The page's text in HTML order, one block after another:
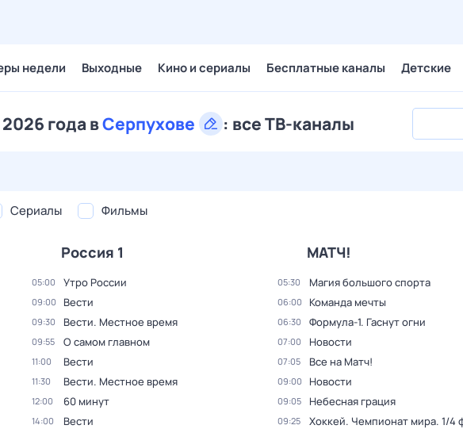
недели Выходные Кино и сериалы Бесплатные каналы Детские
года вСерпухове : все ТВ-каналы
Сериалы Фильмы
Россия 1
05:00 Утро России
09:00 Вести
09:30 Вести. Местное время
09:55 О самом главном
11:00 Вести
11:30 Вести. Местное время
12:00 60 минут
14:00 Вести
МАТЧ!
05:30 Магия большого спорта
06:00 Команда мечты
06:30 Формула-1. Гаснут огни
07:00 Новости
07:05 Все на Матч!
09:00 Новости
09:05 Небесная грация
09:25
Хоккей. Чемпионат мира. 1/4